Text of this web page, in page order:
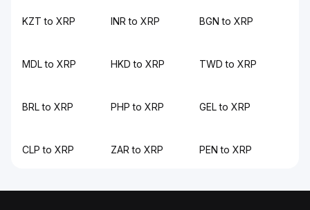
KZT to XRP INR to XRP BGN to XRP
MDL to XRP HKD to XRP TWD to XRP
BRL to XRP PHP to XRP GEL to XRP
CLP to XRP ZAR to XRP PEN to XRP